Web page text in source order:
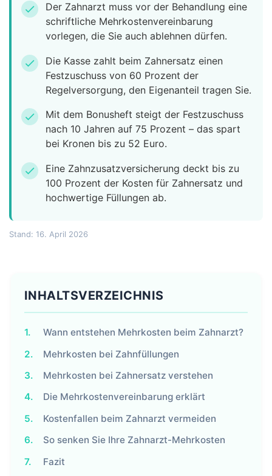
check
Der Zahnarzt muss vor der Behandlung eine
schriftliche Mehrkostenvereinbarung
vorlegen, die Sie auch ablehnen dürfen.
check
Die Kasse zahlt beim Zahnersatz einen
Festzuschuss von 60 Prozent der
Regelversorgung, den Eigenanteil tragen Sie.
check
Mit dem Bonusheft steigt der Festzuschuss
nach 10 Jahren auf 75 Prozent – das spart
bei Kronen bis zu 52 Euro.
check
Eine Zahnzusatzversicherung deckt bis zu
100 Prozent der Kosten für Zahnersatz und
hochwertige Füllungen ab.
Stand: 16. April 2026
INHALTSVERZEICHNIS
1.
Wann entstehen Mehrkosten beim Zahnarzt?
2.
Mehrkosten bei Zahnfüllungen
3.
Mehrkosten bei Zahnersatz verstehen
4.
Die Mehrkostenvereinbarung erklärt
5.
Kostenfallen beim Zahnarzt vermeiden
6.
So senken Sie Ihre Zahnarzt-Mehrkosten
7.
Fazit